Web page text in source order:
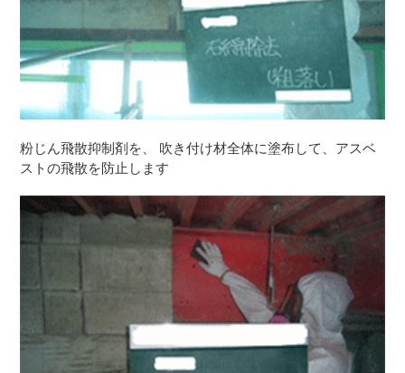
粉じん飛散抑制剤を、 吹き付け材全体に塗布して、アスベ
ストの飛散を防止します